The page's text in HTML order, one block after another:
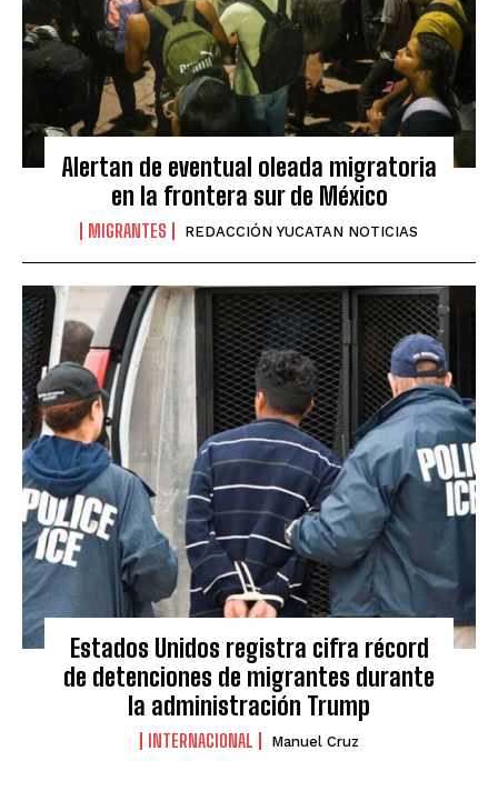
Alertan de eventual oleada migratoria
en la frontera sur de México
MIGRANTES REDACCIÓN YUCATAN NOTICIAS
Estados Unidos registra cifra récord
de detenciones de migrantes durante
la administración Trump
INTERNACIONAL Manuel Cruz